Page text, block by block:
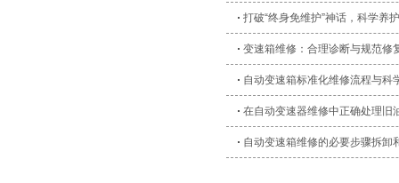
打破“终身免维护”神话，科学养
变速箱维修：合理诊断与规范修
自动变速箱标准化维修流程与科
在自动变速器维修中正确处理旧
自动变速箱维修的必要步骤拆卸